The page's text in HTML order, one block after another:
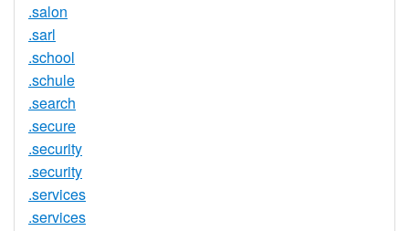
.salon
.sarl
.school
.schule
.search
.secure
.security
.security
.services
.services